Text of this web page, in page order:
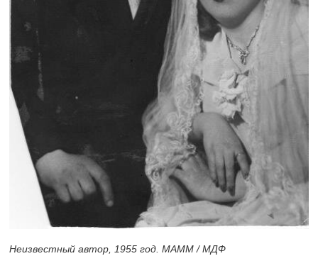
Неизвестный автор, 1955 год. МАММ / МДФ